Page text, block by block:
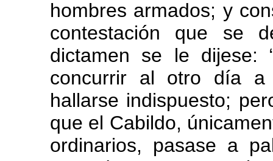
hombres armados; y
contestación que se
dictamen se le dijese:
concurrir al otro día a
hallarse indispuesto;
que el Cabildo,
ordinarios, pasase a